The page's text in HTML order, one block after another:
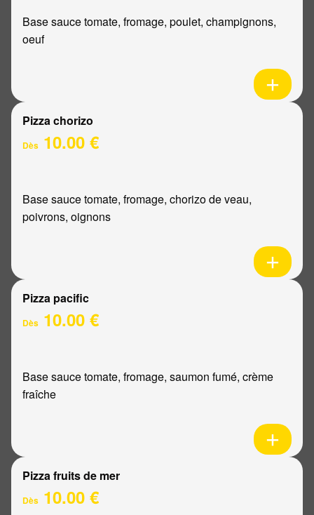
Base sauce tomate, fromage, poulet, champignons,
oeuf
Pizza chorizo
Dès 10.00 €
Base sauce tomate, fromage, chorizo de veau,
poivrons, oignons
Pizza pacific
Dès 10.00 €
Base sauce tomate, fromage, saumon fumé, crème
fraîche
Pizza fruits de mer
Dès 10.00 €